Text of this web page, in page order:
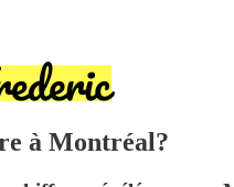
à Montréal?